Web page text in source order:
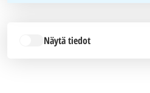
Näytä tiedot